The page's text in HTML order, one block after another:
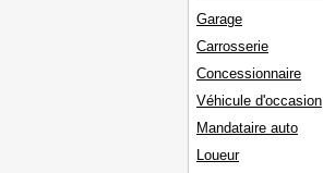
Garage
Carrosserie
Concessionnaire
Véhicule d'occasion
Mandataire auto
Loueur